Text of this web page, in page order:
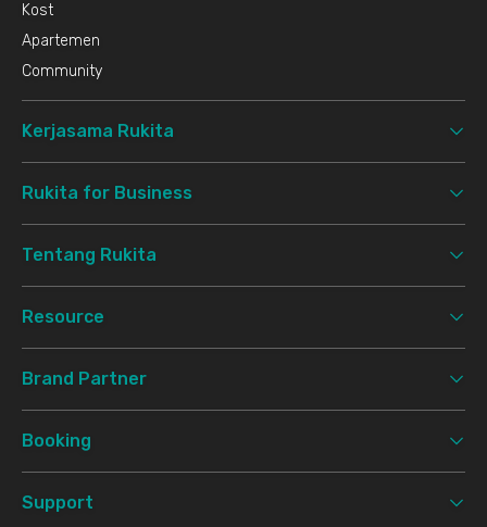
Kost
Apartemen
Community
Kerjasama Rukita
Rukita for Business
Tentang Rukita
Resource
Brand Partner
Booking
Support